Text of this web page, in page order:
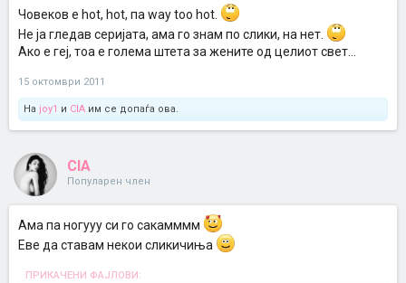
Човеков е hot, hot, па way too hot.
Не ја гледав серијата, ама го знам по слики, на нет.
Ако е геј, тоа е голема штета за жените од целиот свет...
15 октомври 2011
На joy1 и CIA им се допаѓа ова.
CIA
Популарен член
Ама па ногууу си го сакамммм
Еве да ставам некои сликичиња
ПРИКАЧЕНИ ФАЈЛОВИ: